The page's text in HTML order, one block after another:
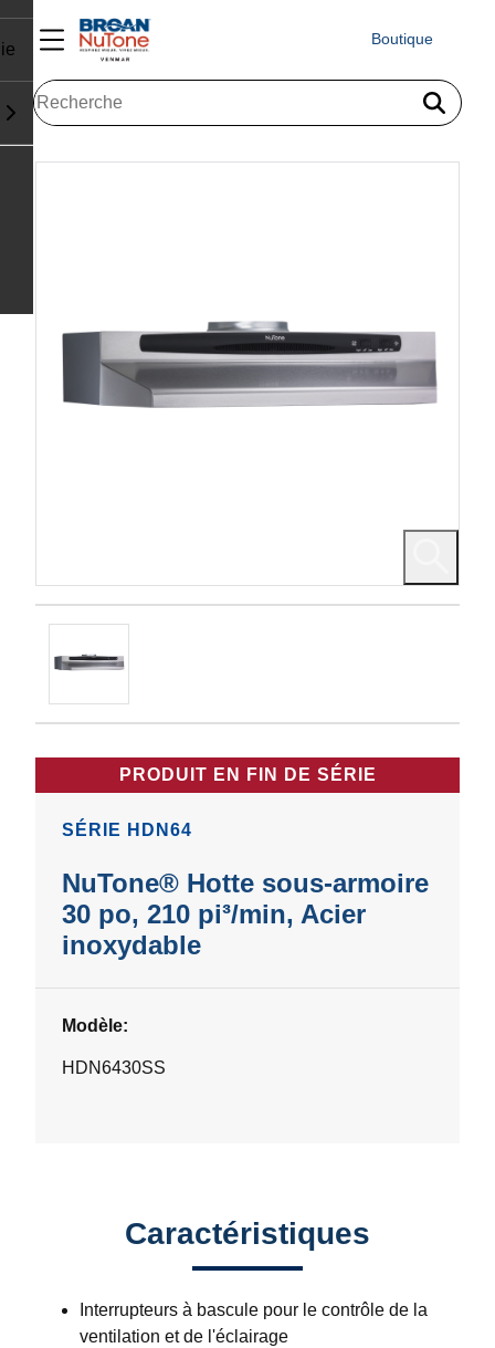
Boutique
PRODUIT EN FIN DE SÉRIE
SÉRIE HDN64
NuTone® Hotte sous-armoire
30 po, 210 pi³/min, Acier
inoxydable
Modèle:
HDN6430SS
Caractéristiques
Interrupteurs à bascule pour le contrôle de la
ventilation et de l'éclairage